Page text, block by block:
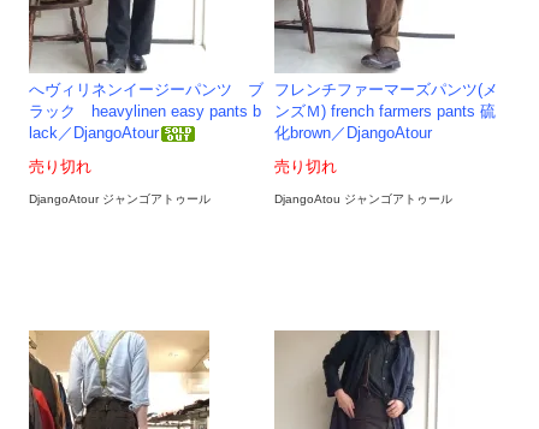
へヴィリネンイージーパンツ ブ
ラック heavylinen easy pants b
lack／DjangoAtour
売り切れ
DjangoAtour ジャンゴアトゥール
フレンチファーマーズパンツ(メ
ンズＭ) french farmers pants 硫
化brown／DjangoAtour
売り切れ
DjangoAtou ジャンゴアトゥール